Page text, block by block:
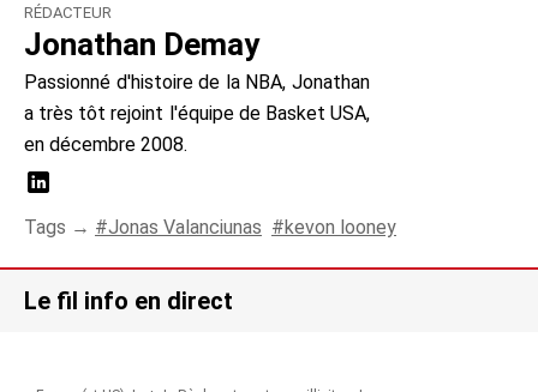
RÉDACTEUR
Jonathan Demay
Passionné d'histoire de la NBA, Jonathan
a très tôt rejoint l'équipe de Basket USA,
en décembre 2008.
Tags → Jonas Valanciunas kevon looney
Le fil info en direct